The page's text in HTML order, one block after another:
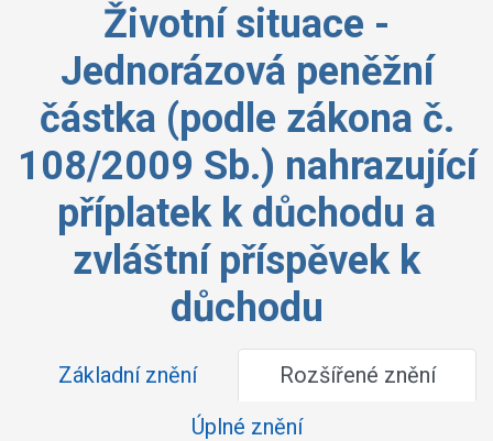
Životní situace -
Jednorázová peněžní
částka (podle zákona č.
108/2009 Sb.) nahrazující
příplatek k důchodu a
zvláštní příspěvek k
důchodu
Základní znění
Rozšířené znění
Úplné znění